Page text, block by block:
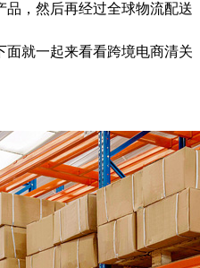
，然后再经过全球物流配送
面就一起来看看跨境电商清关